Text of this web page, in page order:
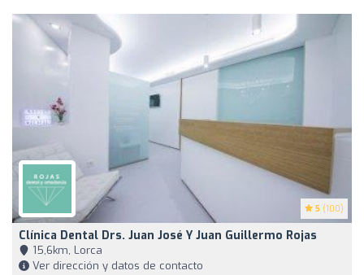
5 (100)
Clínica Dental Drs. Juan José Y Juan Guillermo Rojas
15,6km, Lorca
Ver dirección y datos de contacto